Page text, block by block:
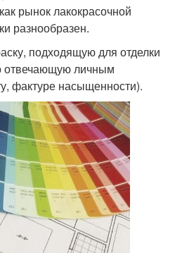
рынок лакокрасочной
разнообразен.
подходящую для отделки
отвечающую личным
фактуре насыщенности).